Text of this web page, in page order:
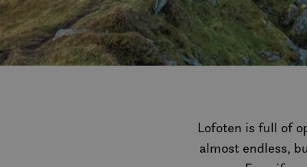
Lofoten is full of
almost endless,